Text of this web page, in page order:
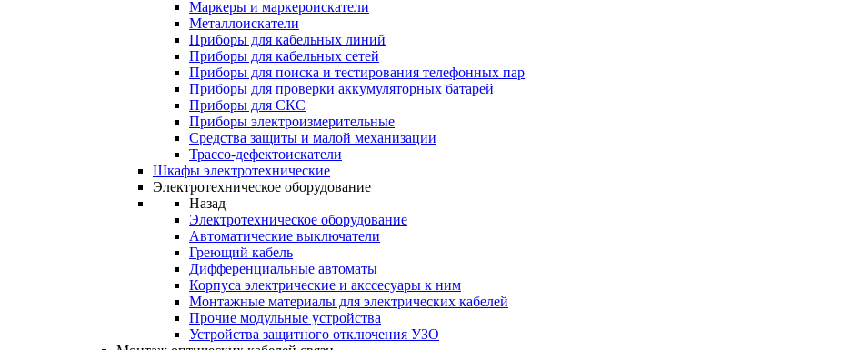
Маркеры и маркероискатели
Металлоискатели
Приборы для кабельных линий
Приборы для кабельных сетей
Приборы для поиска и тестирования телефонных пар
Приборы для проверки аккумуляторных батарей
Приборы для СКС
Приборы электроизмерительные
Средства защиты и малой механизации
Трассо-дефектоискатели
Шкафы электротехнические
Электротехническое оборудование
Назад
Электротехническое оборудование
Автоматические выключатели
Греющий кабель
Дифференциальные автоматы
Корпуса электрические и акссесуары к ним
Монтажные материалы для электрических кабелей
Прочие модульные устройства
Устройства защитного отключения УЗО